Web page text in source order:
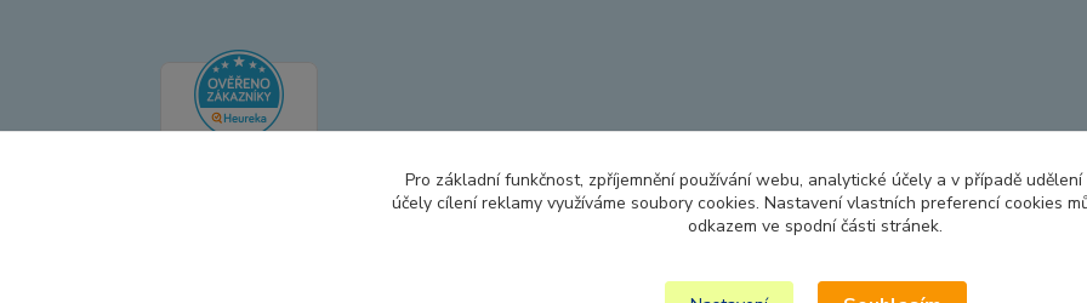
Pro základní funkčnost, zpříjemnění používání webu, analytické účely a v případě
účely cílení reklamy využíváme soubory cookies. Nastavení vlastních preferencí cookies
odkazem ve spodní části stránek.